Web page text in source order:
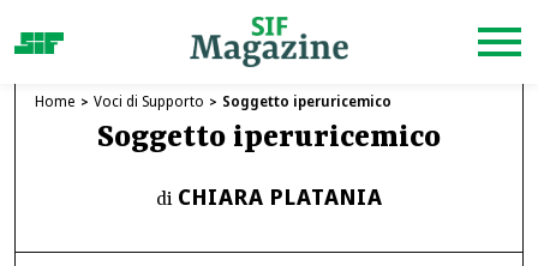
Home Voci di Supporto Soggetto iperuricemico
Soggetto iperuricemico
di CHIARA PLATANIA